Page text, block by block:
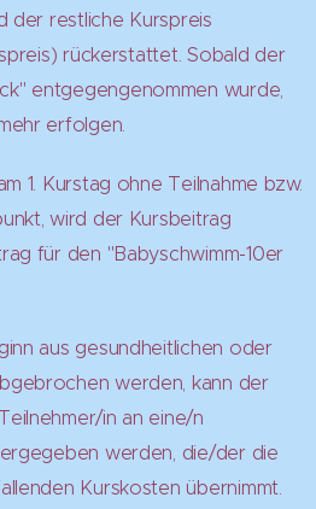
der restliche Kurspreis
rückerstattet. Sobald der
entgegengenommen wurde,
erfolgen.
1. Kurstag ohne Teilnahme bzw.
wird der Kursbeitrag
für den "Babyschwimm-10er
aus gesundheitlichen oder
werden, kann der
in an eine/n
werden, die/der die
Kurskosten übernimmt.